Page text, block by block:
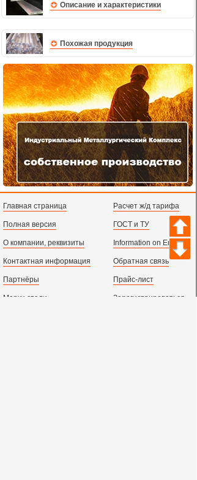
Описание и характеристики
Похожая продукция
Главная страница
Полная версия
О компании, реквизиты
Контактная информация
Партнёры
Марки стали
Расчет ж/д тарифа
ГОСТ и ТУ
Information on English
Обратная связь
Прайс-лист
Зарегистрироваться